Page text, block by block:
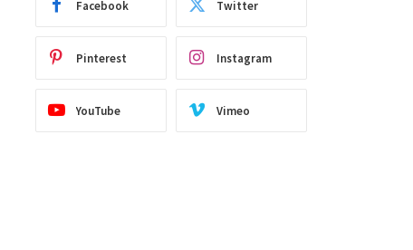
Facebook Twitter
Pinterest Instagram
YouTube Vimeo